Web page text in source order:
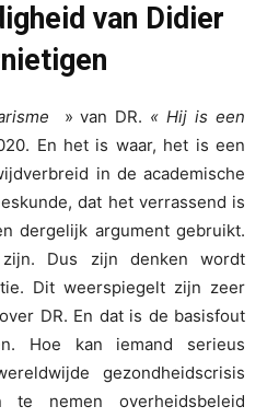
van Didier
» van DR. « Hij is een
En het is waar, het is een
in de academische
dat het verrassend is
dergelijk argument gebruikt.
Dus zijn denken wordt
Dit weerspiegelt zijn zeer
DR. En dat is de basisfout
Hoe kan iemand serieus
gezondheidscrisis
nemen overheidsbeleid